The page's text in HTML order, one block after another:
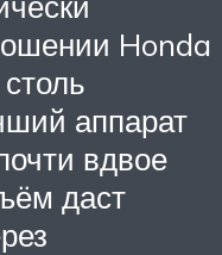
Honda
аппарат
вдвое
даст